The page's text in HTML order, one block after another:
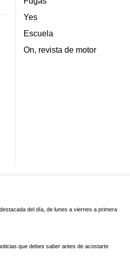
Yes
Escuela
On, revista de motor
del día, de lunes a viernes a primera
que debes saber antes de acostarte